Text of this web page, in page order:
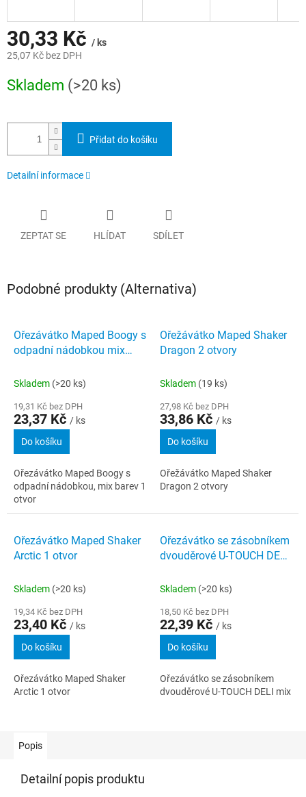
30,33 Kč / ks
25,07 Kč bez DPH
cena:
Skladem (>20 ks)
Přidat do košíku
Detailní informace
ZEPTAT SE HLÍDAT SDÍLET
Podobné produkty (Alternativa)
Ořezávátko Maped Boogy s
odpadní nádobkou mix
Skladem (>20 ks)
19,31 Kč bez DPH
23,37 Kč / ks
Do košíku
Ořezávátko Maped Boogy s
odpadní nádobkou, mix barev 1
otvor
Ořežávátko Maped Shaker
Dragon 2 otvory
Skladem (19 ks)
27,98 Kč bez DPH
33,86 Kč / ks
Do košíku
Ořežávátko Maped Shaker
Dragon 2 otvory
Ořezávátko Maped Shaker
Arctic 1 otvor
Skladem (>20 ks)
19,34 Kč bez DPH
23,40 Kč / ks
Do košíku
Ořezávátko Maped Shaker
Arctic 1 otvor
Ořezávátko se zásobníkem
dvouděrové U-TOUCH DELI
Skladem (>20 ks)
18,50 Kč bez DPH
22,39 Kč / ks
Do košíku
Ořezávátko se zásobníkem
dvouděrové U-TOUCH DELI mix
Popis
Detailní popis produktu